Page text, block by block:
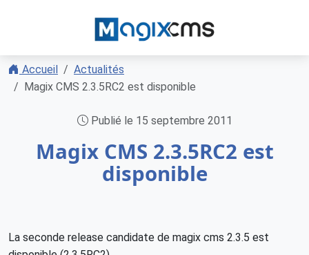
Accueil
Actualités
Magix CMS 2.3.5RC2 est disponible
Publié le 15 septembre 2011
Magix CMS 2.3.5RC2 est
disponible
La seconde release candidate de magix cms 2.3.5 est